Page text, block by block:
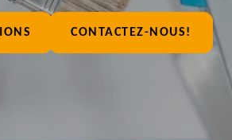
CONTACTEZ-NOUS!